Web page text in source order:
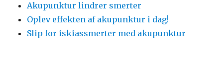
Akupunktur lindrer smerter
Oplev effekten af akupunktur i dag!
Slip for iskiassmerter med akupunktur